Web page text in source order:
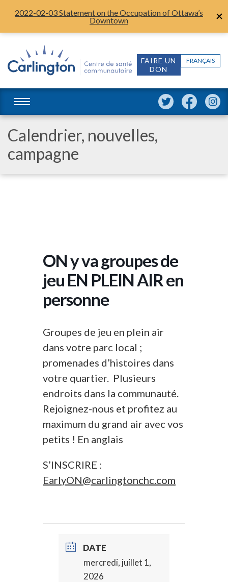
2022-02-03 Statement on the Occupation of Ottawa’s
Downtown
FRANÇAIS
FAIRE UN
DON
Calendrier, nouvelles,
campagne
ON y va groupes de
jeu EN PLEIN AIR en
personne
Groupes de jeu en plein air
dans votre parc local ;
promenades d’histoires dans
votre quartier. Plusieurs
endroits dans la communauté.
Rejoignez-nous et profitez au
maximum du grand air avec vos
petits ! En anglais
S’INSCRIRE :
EarlyON@carlingtonchc.com
DATE
mercredi, juillet 1,
2026